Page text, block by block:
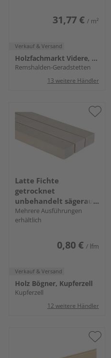
31,77 € / m²
Verkauf & Versand
Holzfachmarkt Videre, Remshalden
Remshalden-Geradstetten
13 weitere Händler
Latte Fichte
getrocknet
unbehandelt sägerau
S7
Mehrere Ausführungen
erhältlich
0,80 € / lfm
Verkauf & Versand
Holz Bögner, Kupferzell
Kupferzell
12 weitere Händler